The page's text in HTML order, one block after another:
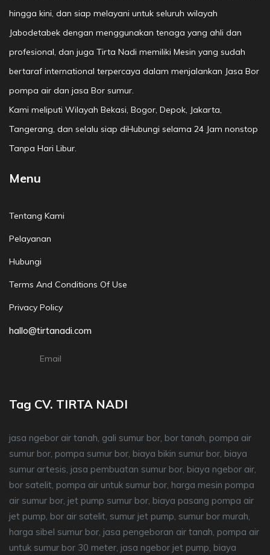
hingga kini, dan siap melayani untuk seluruh wilayah
Jabodetabek dengan menggunakan tenaga yang ahli dan
profesional, dan juga Tirta Nadi memiliki Mesin yang sudah
bertaraf international terpercaya dalam menjalankan Jasa Bor
pompa air dan jasa Bor sumur.
Kami meliputi Wilayah Bekasi, Bogor, Depok, Jakarta,
Tangerang, dan selalu siap diHubungi selama 24 Jam nonstop
Tanpa Hari Libur.
Menu
Tentang Kami
Pelayanan
Hubungi
Terms And Conditions Of Use
Privacy Policy
hallo@tirtanadi.com
Email
Tag CV. TIRTA NADI
jasa ngebor air tanah, gali sumur bor, bor tanah, pompa air
sumur bor, pompa sumur bor, biaya bikin sumur bor, biaya
sumur artesis, jasa pembuatan sumur bor, biaya ngebor air,
bor satelit, pompa air untuk sumur bor, harga mesin pompa
air sumur bor, jet pump sumur bor, biaya pasang pompa air
jet pump, bor air satelit, sumur jet pump, sumur bor murah,
harga sibel sumur bor, jasa pengeboran air tanah, pompa air
untuk sumur bor 30 meter, jasa ngebor jet pump, biaya